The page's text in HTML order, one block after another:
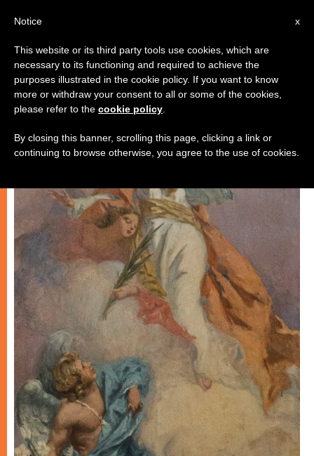
روحانيّة
x
Notice
This website or its third party tools use cookies, which are
necessary to its functioning and required to achieve the
purposes illustrated in the cookie policy. If you want to know
more or withdraw your consent to all or some of the cookies,
please refer to the cookie policy
By closing this banner, scrolling this page, clicking a link or
continuing to browse otherwise, you agree to the use of cookies.